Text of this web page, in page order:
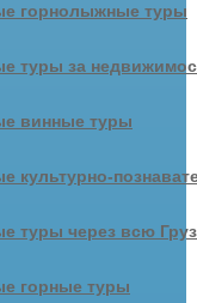
горнолыжные туры
туры за
винные туры
культурно-
туры через всю
горные туры